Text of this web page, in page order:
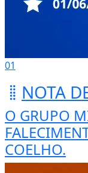
01
NOTA
O GRUPO
COELHO.